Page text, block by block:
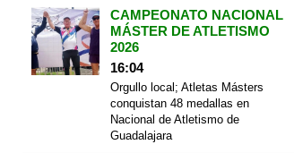
CAMPEONATO NACIONAL
MÁSTER DE ATLETISMO
2026
16:04
Orgullo local; Atletas Másters
conquistan 48 medallas en
Nacional de Atletismo de
Guadalajara